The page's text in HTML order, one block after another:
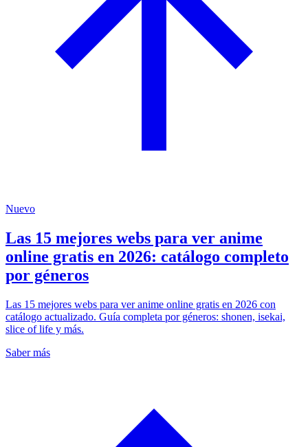
Nuevo
Las 15 mejores webs para ver anime
online gratis en 2026: catálogo completo
por géneros
Las 15 mejores webs para ver anime online gratis en 2026 con
catálogo actualizado. Guía completa por géneros: shonen, isekai,
slice of life y más.
Saber más